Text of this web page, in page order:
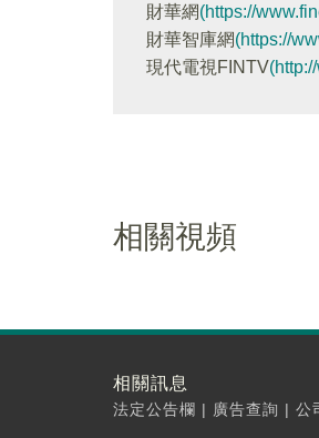
財華網(https://
財華智庫網(https://
現代電視FINTV
相關視頻
相關訊息
法定公告欄 | 廣告查詢 | 公